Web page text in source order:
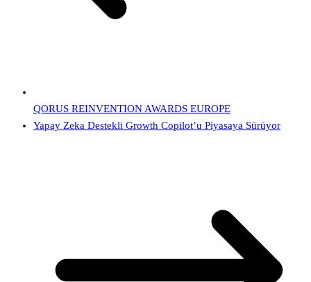
QORUS REINVENTION AWARDS EUROPE
Yapay Zeka Destekli Growth Copilot’u Piyasaya Sürüyor